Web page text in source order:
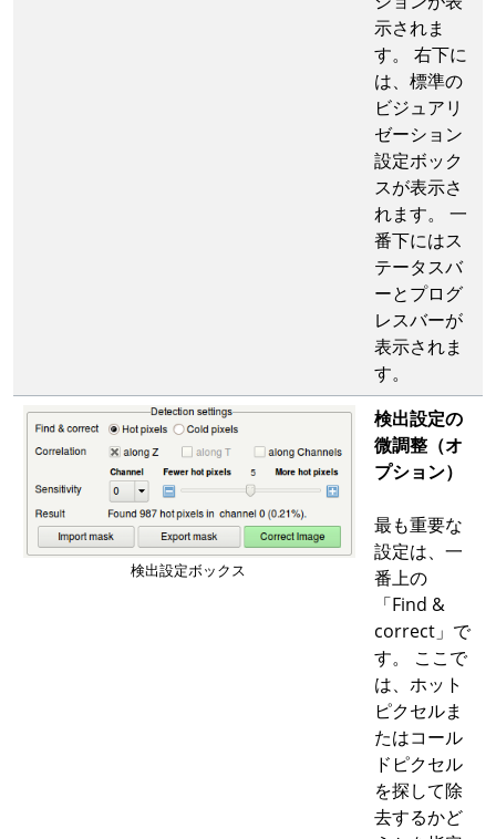
示されま
す。 右下に
は、標準の
ビジュアリ
ゼーション
設定ボック
スが表示さ
れます。 一
番下にはス
テータスバ
ーとプログ
レスバーが
表示されま
す。
検出設定ボックス
検出設定の
微調整（オ
プション）
最も重要な
設定は、一
番上の
「Find &
correct」で
す。 ここで
は、ホット
ピクセルま
たはコール
ドピクセル
を探して除
去するかど